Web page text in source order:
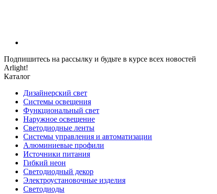
Подпишитесь на рассылку и будьте в курсе всех новостей
Arlight!
Каталог
Дизайнерский свет
Системы освещения
Функциональный свет
Наружное освещение
Светодиодные ленты
Системы управления и автоматизации
Алюминиевые профили
Источники питания
Гибкий неон
Светодиодный декор
Электроустановочные изделия
Светодиоды